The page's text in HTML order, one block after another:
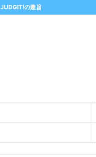
JUDGIT!の趣旨